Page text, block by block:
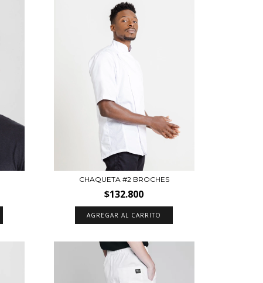
CHAQUETA #2 BROCHES
$132.800
AGREGAR AL CARRITO